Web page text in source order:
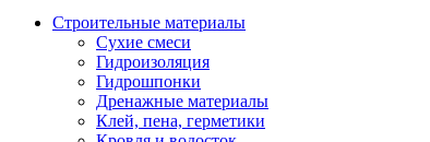
Строительные материалы
Сухие смеси
Гидроизоляция
Гидрошпонки
Дренажные материалы
Клей, пена, герметики